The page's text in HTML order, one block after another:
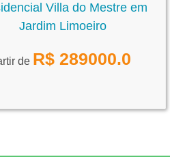
Villa do Mestre em
Jardim Limoeiro
de R$ 289000.0